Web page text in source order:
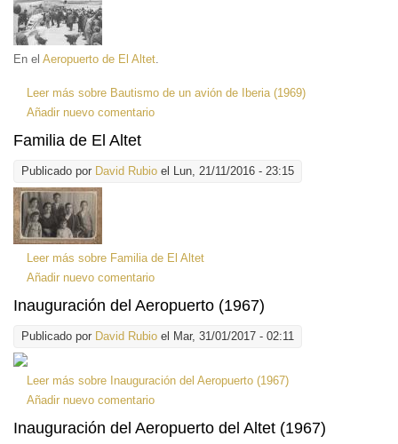
En el Aeropuerto de El Altet
Leer más sobre Bautismo de un avión de Iberia (1969)
Añadir nuevo comentario
Familia de El Altet
Publicado por David Rubio el Lun, 21/11/2016 - 23:15
Leer más sobre Familia de El Altet
Añadir nuevo comentario
Inauguración del Aeropuerto (1967)
Publicado por David Rubio el Mar, 31/01/2017 - 02:11
Leer más sobre Inauguración del Aeropuerto (1967)
Añadir nuevo comentario
Inauguración del Aeropuerto del Altet (1967)